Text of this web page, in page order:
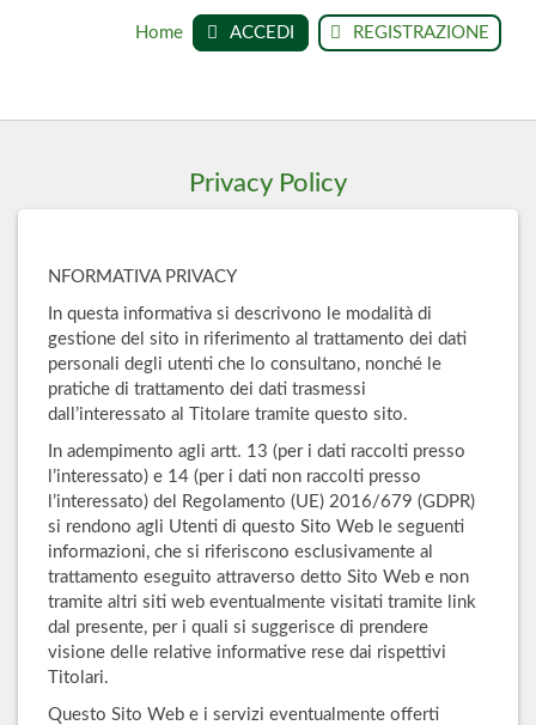
REGISTRAZIONE
ACCEDI
Home
Privacy Policy
NFORMATIVA PRIVACY
In questa informativa si descrivono le modalità di
gestione del sito in riferimento al trattamento dei dati
personali degli utenti che lo consultano, nonché le
pratiche di trattamento dei dati trasmessi
dall’interessato al Titolare tramite questo sito.
In adempimento agli artt. 13 (per i dati raccolti presso
l’interessato) e 14 (per i dati non raccolti presso
l’interessato) del Regolamento (UE) 2016/679 (GDPR)
si rendono agli Utenti di questo Sito Web le seguenti
informazioni, che si riferiscono esclusivamente al
trattamento eseguito attraverso detto Sito Web e non
tramite altri siti web eventualmente visitati tramite link
dal presente, per i quali si suggerisce di prendere
visione delle relative informative rese dai rispettivi
Titolari.
Questo Sito Web e i servizi eventualmente offerti